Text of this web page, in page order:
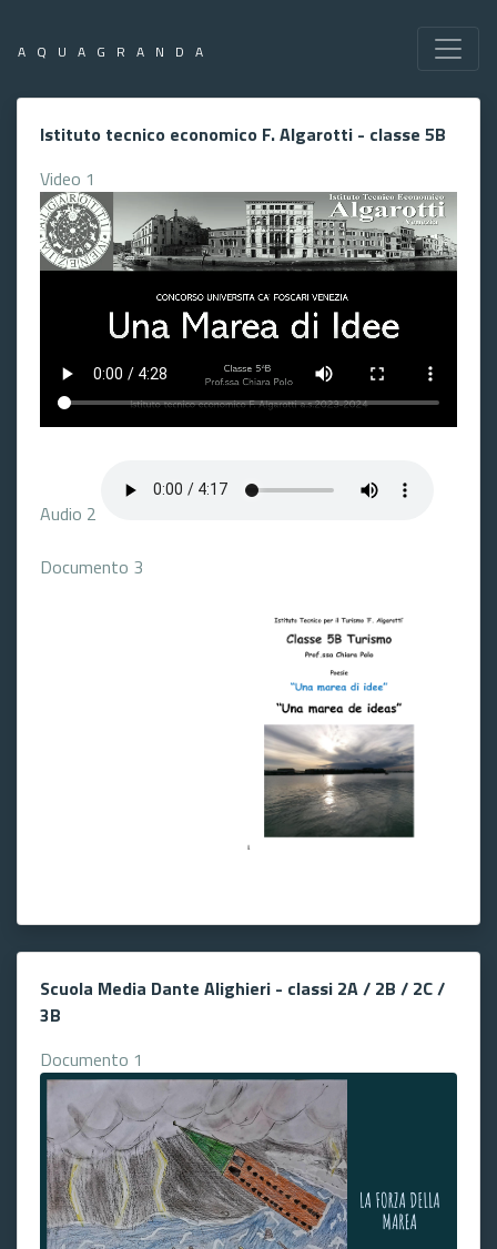
AQUAGRANDA
Istituto tecnico economico F. Algarotti - classe 5B
Video 1
Audio 2
Documento 3
Scuola Media Dante Alighieri - classi 2A / 2B / 2C /
3B
Documento 1